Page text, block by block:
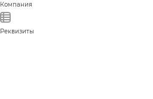
Компания
Реквизиты